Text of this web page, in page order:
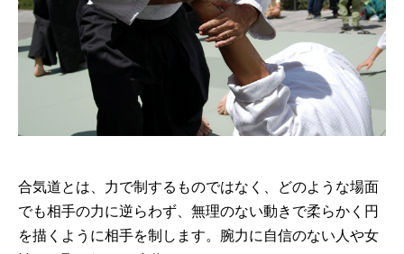
合気道とは、力で制するものではなく、どのような場面
でも相手の力に逆らわず、無理のない動きで柔らかく円
を描くように相手を制します。腕力に自信のない人や女